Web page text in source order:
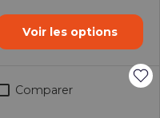
Voir les options
Comparer